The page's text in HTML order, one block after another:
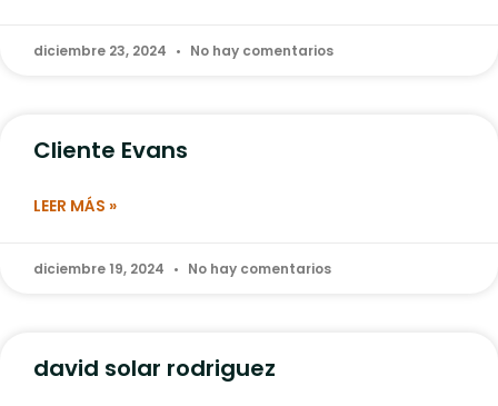
diciembre 23, 2024 No hay comentarios
Cliente Evans
LEER MÁS »
diciembre 19, 2024 No hay comentarios
david solar rodriguez